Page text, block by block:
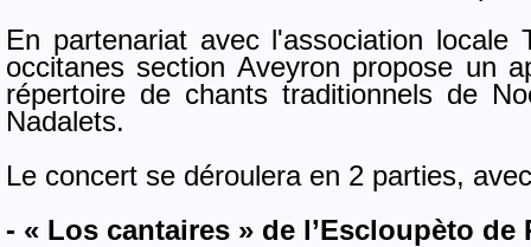
En partenariat avec l'association
occitanes section Aveyron propose un
répertoire de chants traditionnels de
Nadalets.
Le concert se déroulera en 2 parties,
- « Los cantaires » de l’Escloupèto de